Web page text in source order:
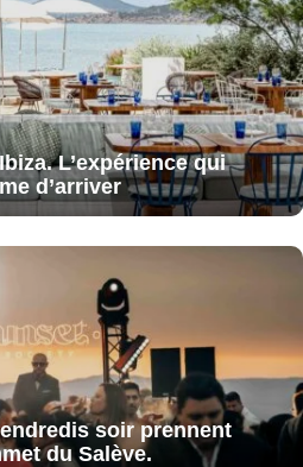
L’expérience qui
d’arriver
soir prennent
du Salève.